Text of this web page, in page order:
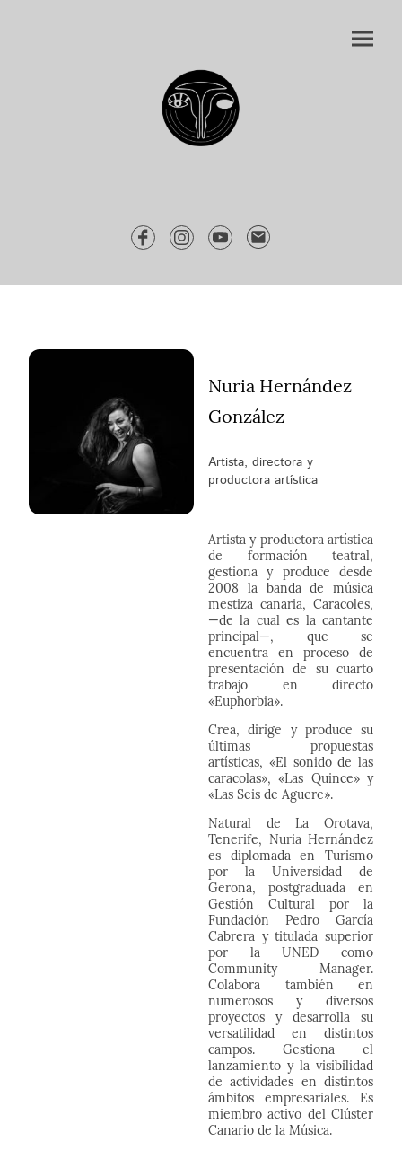
Nuria Hernández
González
Artista, directora y
productora artística
Artista y productora artística
de formación teatral,
gestiona y produce desde
2008 la banda de música
mestiza canaria, Caracoles,
—de la cual es la cantante
principal—, que se
encuentra en proceso de
presentación de su cuarto
trabajo en directo
«Euphorbia».
Crea, dirige y produce su
últimas propuestas
artísticas, «El sonido de las
caracolas», «Las Quince» y
«Las Seis de Aguere».
Natural de La Orotava,
Tenerife, Nuria Hernández
es diplomada en Turismo
por la Universidad de
Gerona, postgraduada en
Gestión Cultural por la
Fundación Pedro García
Cabrera y titulada superior
por la UNED como
Community Manager.
Colabora también en
numerosos y diversos
proyectos y desarrolla su
versatilidad en distintos
campos. Gestiona el
lanzamiento y la visibilidad
de actividades en distintos
ámbitos empresariales. Es
miembro activo del Clúster
Canario de la Música.